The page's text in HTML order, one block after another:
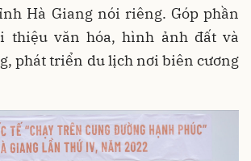
Hà Giang nói riêng. Góp phần
thiệu văn hóa, hình ảnh đất và
phát triển du lịch nơi biên cương